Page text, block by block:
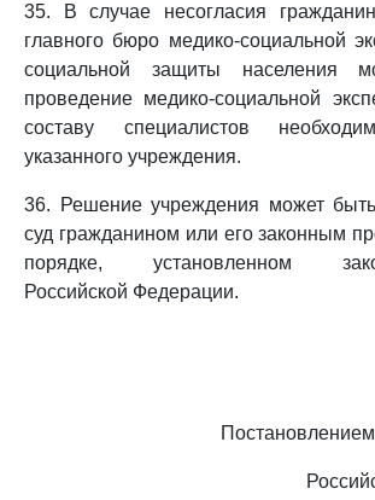
35. В случае несогласия
главного бюро медико-социальной
социальной защиты населения
проведение медико-социальной
составу специалистов
указанного учреждения.
36. Решение учреждения может
суд гражданином или его законным
порядке, установленном
Российской Федерации.